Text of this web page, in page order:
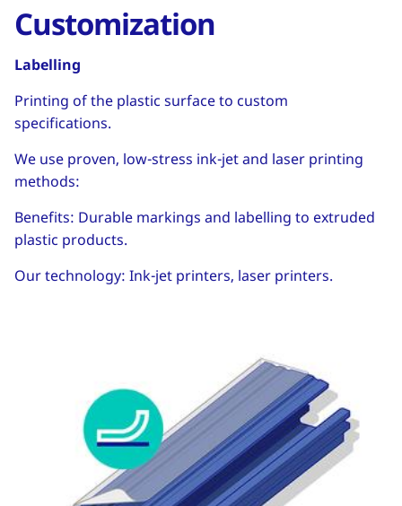
Customization
Labelling
Printing of the plastic surface to custom
specifications.
We use proven, low-stress ink-jet and laser printing
methods:
Benefits: Durable markings and labelling to extruded
plastic products.
Our technology: Ink-jet printers, laser printers.